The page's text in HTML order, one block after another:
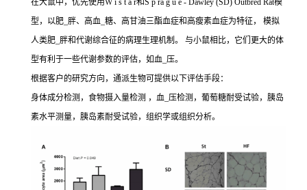
在大鼠中，优先使用W i s t a r和S p ra g u e - Dawley (SD) Outbred Rat模
型，以肥_胖、高血_糖、高甘油三酯血症和高瘦素血症为特征， 模拟
人类肥_胖和代谢综合征的病理生理机制。 与小鼠相比，它们更大的体
型有利于一些代谢参数的评估，如血_压。
根据客户的研究方向，通派生物可提供以下评估手段：
身体成分检测，食物摄入量检测 ，血_压检测，葡萄糖耐受试验，胰岛
素水平测量，胰岛素耐受试验，组织学或组织分析。